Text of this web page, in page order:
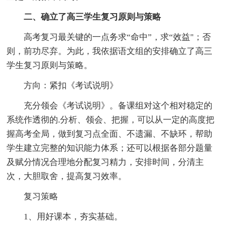
二、确立了高三学生复习原则与策略
高考复习最关键的一点务求“命中”，求“效益"；否
则，前功尽弃。为此，我依据语文组的安排确立了高三
学生复习原则与策略。
方向：紧扣《考试说明》
充分领会《考试说明》。备课组对这个相对稳定的
系统作透彻的.分析、领会、把握，可以从一定的高度把
握高考全局，做到复习点全面、不遗漏、不缺环，帮助
学生建立完整的知识能力体系；还可以根据各部分题量
及赋分情况合理地分配复习精力，安排时间，分清主
次，大胆取舍，提高复习效率。
复习策略
1、用好课本，夯实基础。